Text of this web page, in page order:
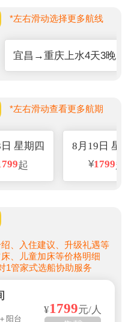
的西方传统文化特
全面，除了标志性的
、高档娱乐、会议及休
饰处理上可谓各具特
华商务间、豪华套房和
个房间都配备了淋浴
台可令游客随时欣赏
*左右滑动选择更多航线
宜昌→重庆上水4天3晚
*左右滑动查看更多航期
星期四
起
8月19日 星
¥1799起
、入住建议、升级礼遇等
、儿童加床等价格明细
管家式选船协助服务
阳台
¥1799元/人